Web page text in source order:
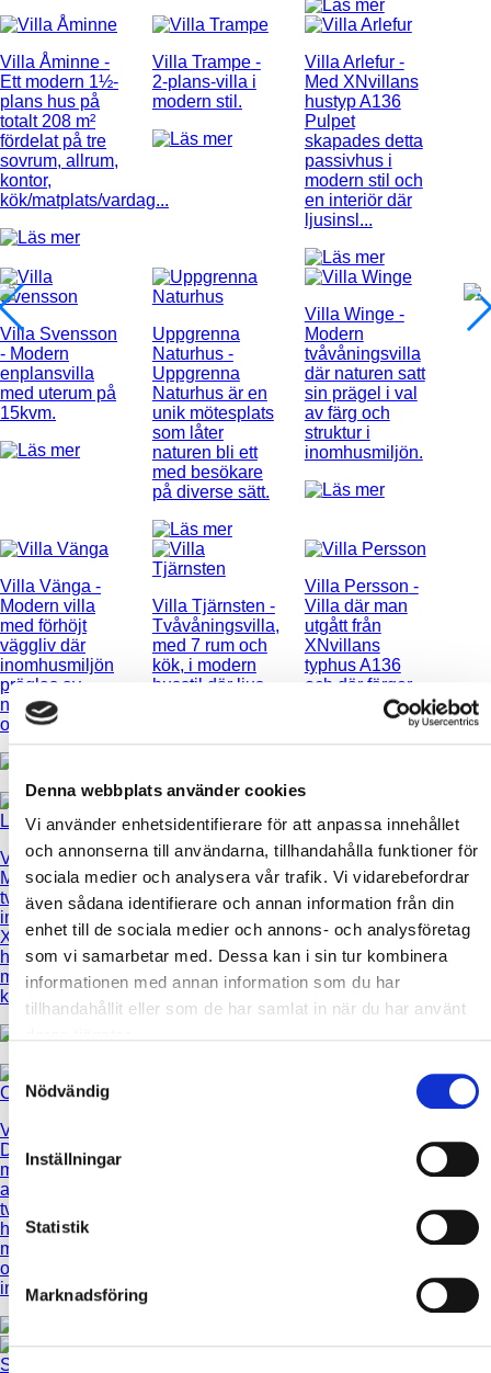
Denna webbplats använder cookies
Vi använder enhetsidentifierare för att anpassa innehållet
och annonserna till användarna, tillhandahålla funktioner för
sociala medier och analysera vår trafik. Vi vidarebefordrar
även sådana identifierare och annan information från din
enhet till de sociala medier och annons- och analysföretag
som vi samarbetar med. Dessa kan i sin tur kombinera
informationen med annan information som du har
tillhandahållit eller som de har samlat in när du har använt
Samtyckesval
Nödvändig
Inställningar
Statistik
Marknadsföring
Villa Åminne -
Ett modern 1½-
plans hus på
totalt 208 m²
fördelat på tre
sovrum, allrum,
kontor,
kök/matplats/vardag...
Villa Trampe-
2-plans-villa i
modern stil.
Villa Arlefur-
Med XNvillans
hustyp A136
Pulpet
skapades detta
passivhus i
modern stil och
en interiör där
ljusinsl...
Villa Svensson
- Modern
enplansvilla
med uterum på
15kvm.
Uppgrenna
Naturhus-
Uppgrenna
Naturhus är en
unik mötesplats
som låter
naturen bli ett
med besökare
på diverse sätt.
Villa Winge-
Modern
tvåvåningsvilla
där naturen satt
sin prägel i val
av färg och
struktur i
inomhusmiljön.
Villa Vänga -
Modern villa
med förhöjt
väggliv där
inomhusmiljön
präglas av
naturen i färger
och inredning.
Villa Tjärnsten -
Tvåvåningsvilla,
med 7 rum och
kök, i modern
husstil där ljus
pigg inomh...
Villa Persson -
Villa där man
utgått från
XNvillans
typhus A136
och där färger
utgör en varm
inomhusmiljö...
Villa Lusthuset-
Modern
tvåvåningsvilla,
inspirerat av
XNvillans
hustyp D165,
med 6 rum och
kök.
Sluttningshus i
modern och
avskalad stil i
och interiör.
Villa Gröngarn-
Enplansvilla
med 6 rum och
inspirerats av
XNvillan A174,
med ett
garage.
Villa Carlsson
Denna
moderna och
avskalade
tvåplansvilla
huserar en
minst sagt pigg
och färggrann
inomhusmiljö.
Modern villa på